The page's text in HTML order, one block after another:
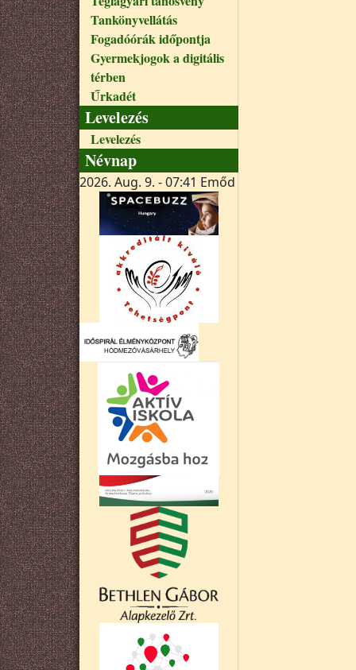
Tankönyvellátás
Fogadóórák időpontja
Gyermekjogok a digitális
térben
Űrkadét
Levelezés
Levelezés
Névnap
2026. Aug. 9. - 07:41 Emőd